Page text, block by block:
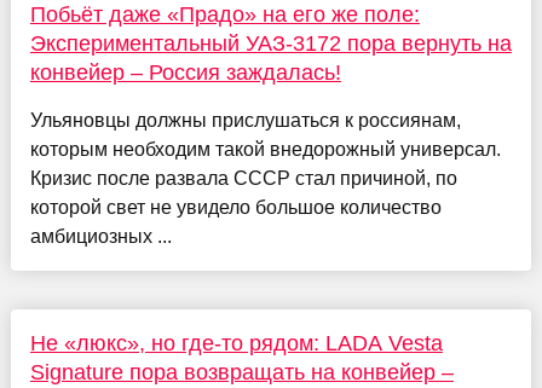
Побьёт даже «Прадо» на его же поле:
Экспериментальный УАЗ-3172 пора вернуть на
конвейер – Россия заждалась!
Ульяновцы должны прислушаться к россиянам,
которым необходим такой внедорожный универсал.
Кризис после развала СССР стал причиной, по
которой свет не увидело большое количество
амбициозных ...
Не «люкс», но где-то рядом: LADA Vesta
Signature пора возвращать на конвейер –